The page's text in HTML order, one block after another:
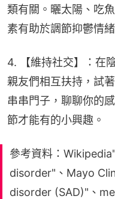
類有關。曬太陽、吃
素有助於調節抑鬱情緒
4. 【維持社交】：在
親友們相互扶持，試
串串門子，聊聊你的
節才能有的小興趣。
參考資料：
disorder"、Mayo
disorder (SAD)"、